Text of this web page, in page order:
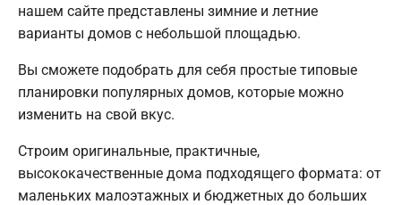
нашем сайте представлены зимние и летние
варианты домов с небольшой площадью.
Вы сможете подобрать для себя простые типовые
планировки популярных домов, которые можно
изменить на свой вкус.
Строим оригинальные, практичные,
высококачественные дома подходящего формата: от
маленьких малоэтажных и бюджетных до больших